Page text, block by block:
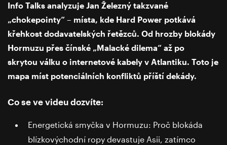
Info Talks analyzuje Jan Železný takzvané
„chokepointy“ – místa, kde Hard Power potkává
křehkost dodavatelských řetězců. Od hrozby blokády
Hormuzu přes čínské „Malacké dilema“ až po
skrytou válku o internetové kabely v Atlantiku. Toto je
mapa míst potenciálních konfliktů příští dekády.
Co se ve videu dozvíte:
Energetická smyčka v Hormuzu: Proč blokáda
blízkovýchodní ropy devastuje Asii, zatímco